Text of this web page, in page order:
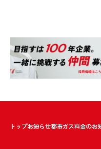
トップお知らせ都市ガス料金のお